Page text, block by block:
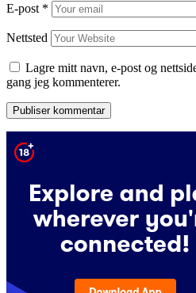
E-post *
Nettsted
Lagre mitt navn, e-post og
gang jeg kommenterer.